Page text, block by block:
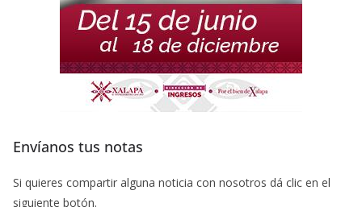
Envíanos tus notas
Si quieres compartir alguna noticia con nosotros dá clic en el
siguiente botón.